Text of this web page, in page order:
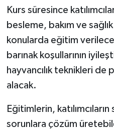
Kurs süresince
besleme, bakım ve
konularda eğitim
barınak koşullarının
hayvancılık teknikleri de
alacak.
Eğitimlerin, katılımcıların
sorunlara çözüm